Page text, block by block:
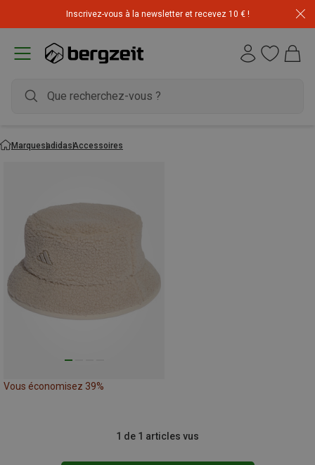
Inscrivez-vous à la newsletter et recevez 10 € !
MarquesadidasAccessoires
Vous économisez 39%
1 de 1 articles vus